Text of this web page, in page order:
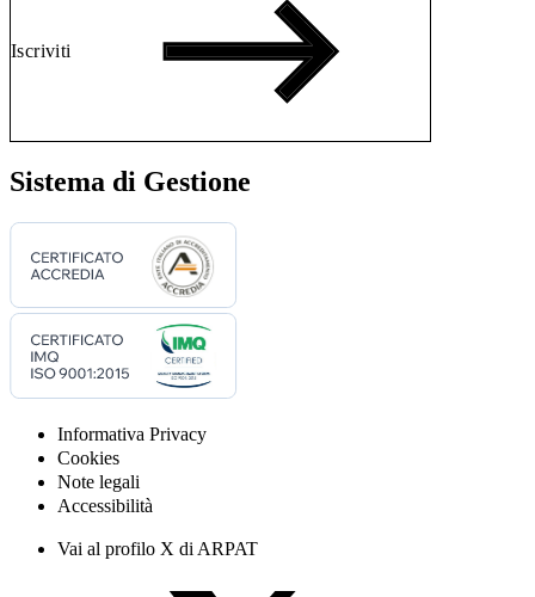
Iscriviti
Sistema di Gestione
Informativa Privacy
Cookies
Note legali
Accessibilità
Vai al profilo X di ARPAT